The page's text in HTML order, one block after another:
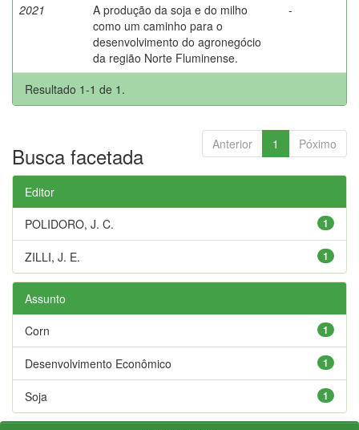
2021
A produção da soja e do milho
como um caminho para o
desenvolvimento do agronegócio
da região Norte Fluminense.
-
Resultado 1-1 de 1.
Anterior 1 Póximo
Busca facetada
Editor
1
POLIDORO, J. C.
1
ZILLI, J. E.
Assunto
1
Corn
1
Desenvolvimento Econômico
1
Soja